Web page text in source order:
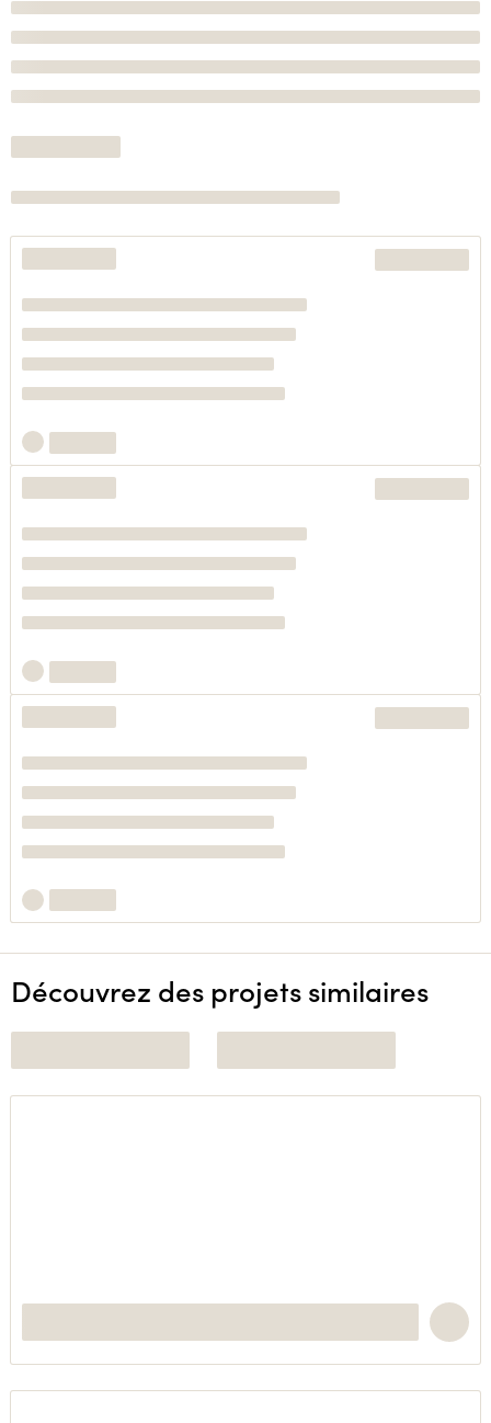
Découvrez des projets similaires